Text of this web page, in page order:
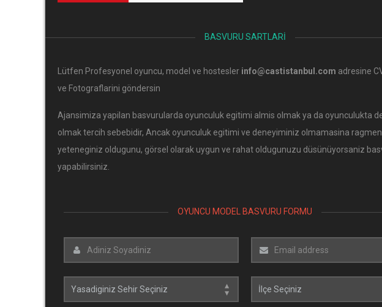
BASVURU SARTLARI
Lütfen Profesyonel oyuncu, model ve hostesler info@castistanbul.com adresine
ve Fotograflarini göndersin
Ajansimiza yapilan basvurularda oyunculuk egitimi almis olmak ya da oyunculukta
olmak tercih sebebidir, Ancak oyunculuk egitimi ve deneyiminiz olmamasina
yeteneginiz oldugunu, görsel olarak uygun ve rahat oldugunuzu düsünüyorsaniz
yapabilirsiniz.
OYUNCU MODEL BASVURU FORMU